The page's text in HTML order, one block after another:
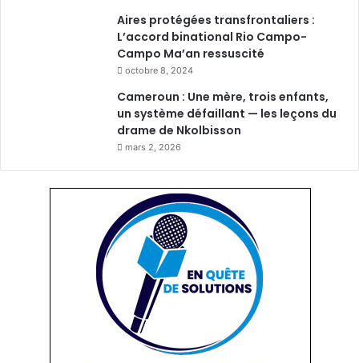
Aires protégées transfrontaliers :
L’accord binational Rio Campo-
Campo Ma’an ressuscité
octobre 8, 2024
Cameroun : Une mère, trois enfants,
un système défaillant — les leçons du
drame de Nkolbisson
mars 2, 2026